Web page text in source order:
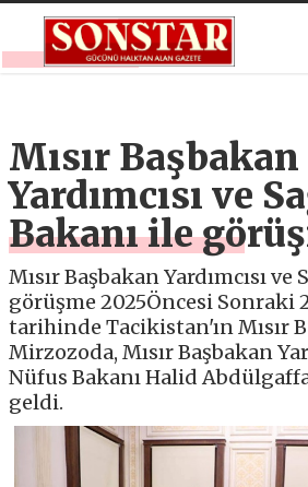
Mısır Başbakan
Yardımcısı ve
Bakanı ile
Mısır Başbakan Yardımcısı ve
görüşme 2025 ​​​​​​ Öncesi Sonraki
tarihinde Tacikistan'ın Mısır
Mirzozoda, Mısır Başbakan
Nüfus Bakanı Halid
geldi.